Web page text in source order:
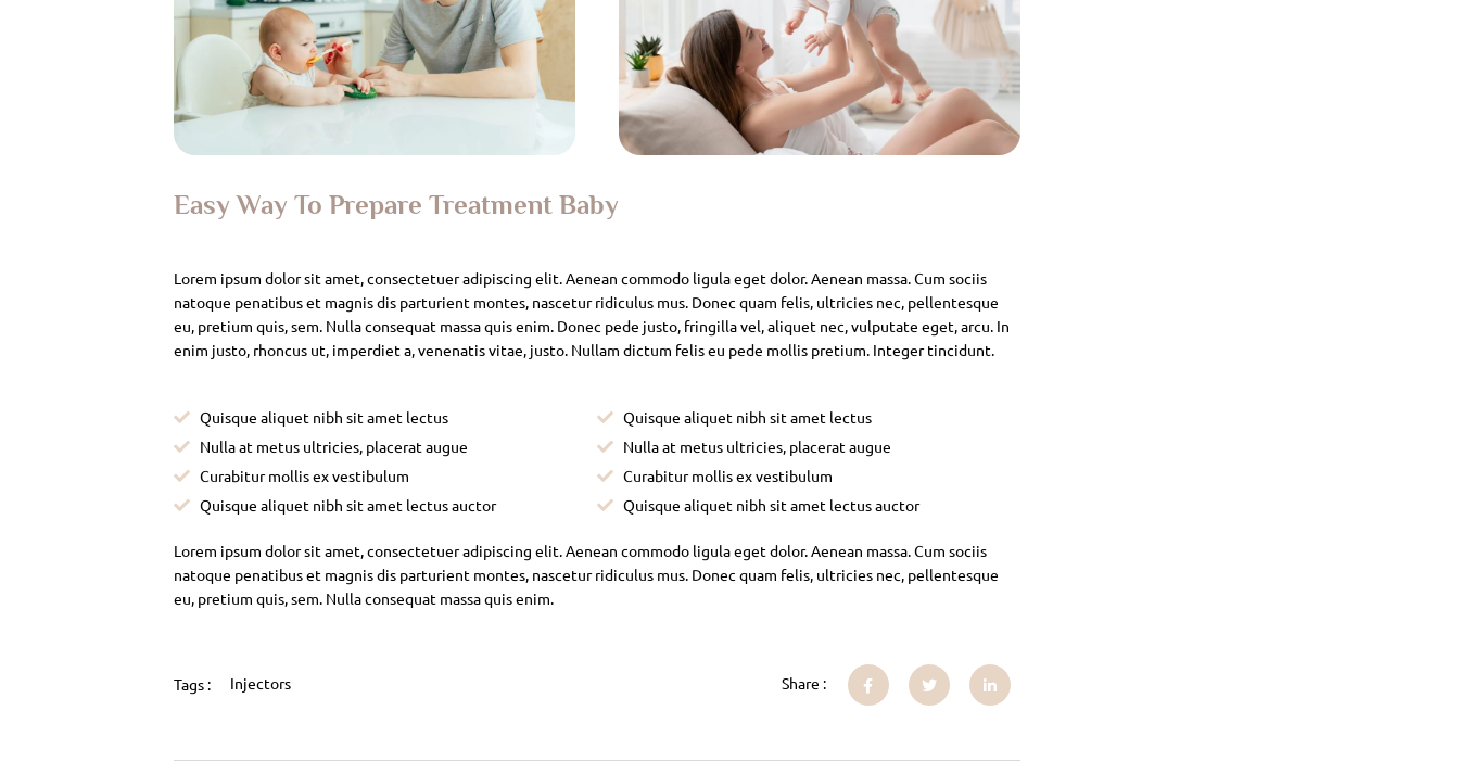
Easy Way To Prepare Treatment Baby
Lorem ipsum dolor sit amet, consectetuer adipiscing elit. Aenean commodo ligula eget dolor. Aenean massa. Cum sociis
natoque penatibus et magnis dis parturient montes, nascetur ridiculus mus. Donec quam felis, ultricies nec, pellentesque
eu, pretium quis, sem. Nulla consequat massa quis enim. Donec pede justo, fringilla vel, aliquet nec, vulputate eget, arcu. In
enim justo, rhoncus ut, imperdiet a, venenatis vitae, justo. Nullam dictum felis eu pede mollis pretium. Integer tincidunt.
Quisque aliquet nibh sit amet lectus
Nulla at metus ultricies, placerat augue
Curabitur mollis ex vestibulum
Quisque aliquet nibh sit amet lectus auctor
Quisque aliquet nibh sit amet lectus
Nulla at metus ultricies, placerat augue
Curabitur mollis ex vestibulum
Quisque aliquet nibh sit amet lectus auctor
Lorem ipsum dolor sit amet, consectetuer adipiscing elit. Aenean commodo ligula eget dolor. Aenean massa. Cum sociis
natoque penatibus et magnis dis parturient montes, nascetur ridiculus mus. Donec quam felis, ultricies nec, pellentesque
eu, pretium quis, sem. Nulla consequat massa quis enim.
Tags : Injectors Share :